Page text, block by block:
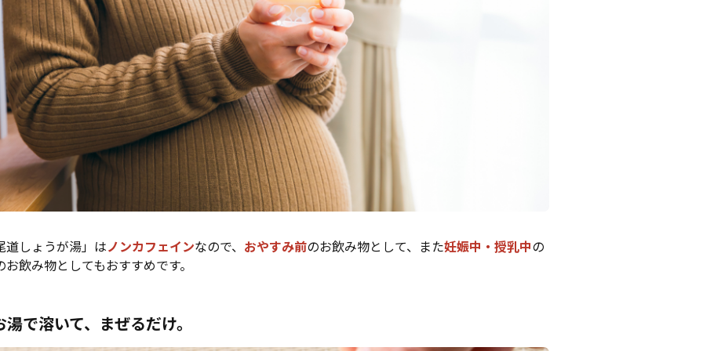
道しょうが湯」はノンカフェインなので、 おやすみ前のお飲み物として、また妊娠中・授乳中の
お飲み物としてもおすすめです。
湯で溶いて、まぜるだけ。